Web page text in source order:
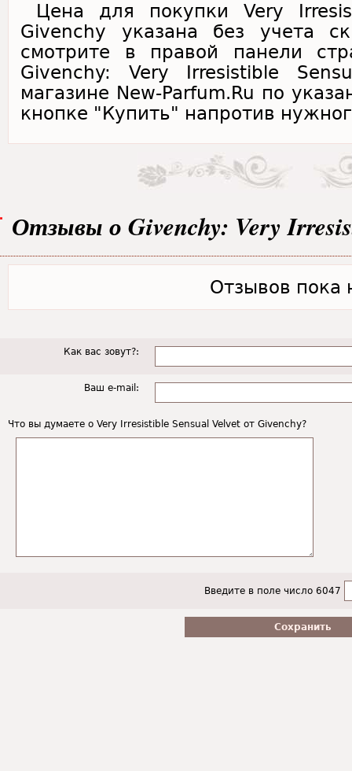
Цена для покупки Very
Givenchy указана без учета
смотрите в правой панели
Givenchy: Very Irresistible
магазине New-Parfum.Ru по
кнопке "Купить" напротив
Отзывы о Givenchy: Very
Отзывов пока
Как вас зовут?:
Ваш e-mail:
Что вы думаете о Very Irresistible Sensual Velvet от Givenchy?
Введите в поле число 6047